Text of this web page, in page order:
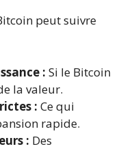
peut suivre
: Si le Bitcoin
la valeur.
: Ce qui
rapide.
: Des